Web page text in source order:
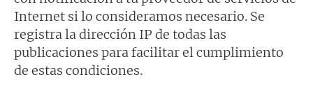
Internet si lo consideramos necesario. Se
registra la dirección IP de todas las
publicaciones para facilitar el cumplimiento
de estas condiciones.